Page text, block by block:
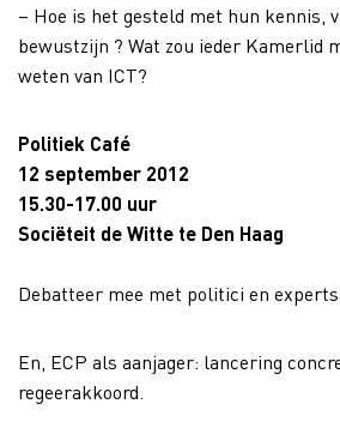
– Hoe is het gesteld met hun kennis,
bewustzijn ? Wat zou ieder Kamerlid
weten van ICT?
Politiek Café
12 september 2012
15.30-17.00 uur
Sociëteit de Witte te Den Haag
Debatteer mee met politici en
En, ECP als aanjager: lancering
regeerakkoord.